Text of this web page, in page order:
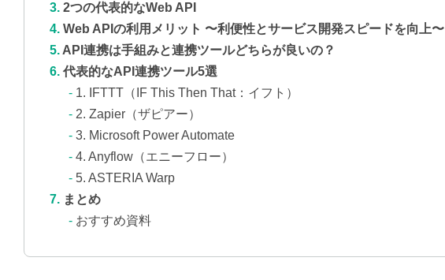
2つの代表的なWeb API
Web APIの利用メリット 〜利便性とサービス開発スピードを向上〜
API連携は手組みと連携ツールどちらが良いの？
代表的なAPI連携ツール5選
1. IFTTT（IF This Then That：イフト）
2. Zapier（ザピアー）
3. Microsoft Power Automate
4. Anyflow（エニーフロー）
5. ASTERIA Warp
まとめ
おすすめ資料